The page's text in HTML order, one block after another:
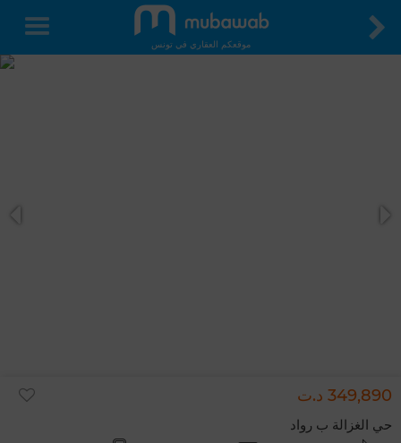
موقعكم العقاري في تونس
349,890 د.ت
حي الغزالة ب رواد